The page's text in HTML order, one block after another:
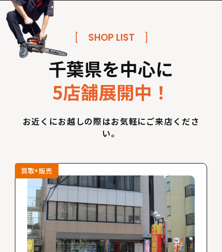
SHOP LIST
千葉県を中心に
5店舗展開中！
お近くにお越しの際はお気軽にご来店くださ
い。
買取+販売